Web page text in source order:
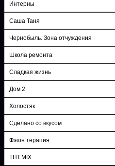
Интерны
Саша Таня
Чернобыль. Зона отчуждения
Школа ремонта
Сладкая жизнь
Дом 2
Холостяк
Сделано со вкусом
Фэшн терапия
ТНТ.MIX